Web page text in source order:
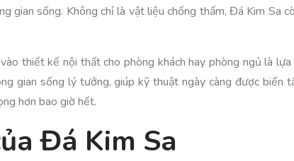
sống. Không chỉ là vật liệu chống thấm, Đá Kim Sa
thiết kế nội thất cho phòng khách hay phòng ngủ là lựa
gian sống lý tưởng, giúp kỹ thuật ngày càng được biến
hơn bao giờ hết.
Đá Kim Sa